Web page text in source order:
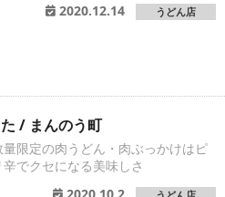
2020.12.14
うどん店
/ まんのう町
量限定の肉うどん・肉ぶっかけはピ
辛でクセになる美味しさ
2020.10.2